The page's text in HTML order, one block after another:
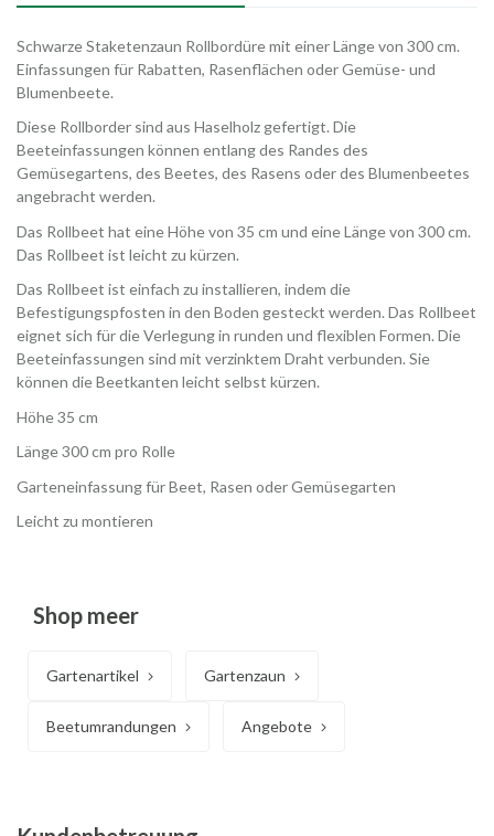
Schwarze Staketenzaun Rollbordüre mit einer Länge von 300 cm.
Einfassungen für Rabatten, Rasenflächen oder Gemüse- und
Blumenbeete.
Diese Rollborder sind aus Haselholz gefertigt. Die
Beeteinfassungen können entlang des Randes des
Gemüsegartens, des Beetes, des Rasens oder des Blumenbeetes
angebracht werden.
Das Rollbeet hat eine Höhe von 35 cm und eine Länge von 300 cm.
Das Rollbeet ist leicht zu kürzen.
Das Rollbeet ist einfach zu installieren, indem die
Befestigungspfosten in den Boden gesteckt werden. Das Rollbeet
eignet sich für die Verlegung in runden und flexiblen Formen. Die
Beeteinfassungen sind mit verzinktem Draht verbunden. Sie
können die Beetkanten leicht selbst kürzen.
Höhe 35 cm
Länge 300 cm pro Rolle
Garteneinfassung für Beet, Rasen oder Gemüsegarten
Leicht zu montieren
Shop meer
Gartenartikel Gartenzaun
Beetumrandungen Angebote